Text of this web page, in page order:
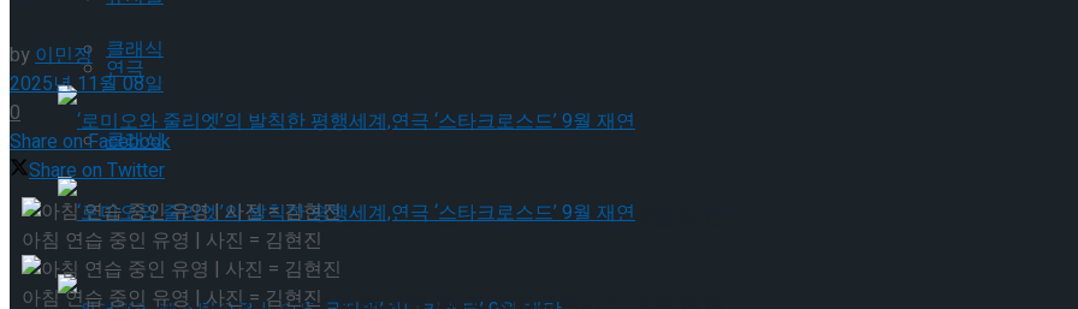
클래식
‘로미오와 줄리엣’의 발칙한 평행세계,연극 ‘스타크로스드’ 9월 재연
연극
클래식
by이민정
2025년 11월 08일
0
Share on Facebook
Share on Twitter
아침 연습 중인 유영 | 사진 = 김현진
아침 연습 중인 유영 | 사진 = 김현진